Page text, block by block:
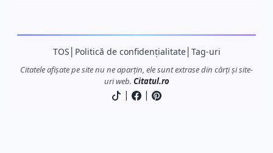
TOS Politică de confidențialitate│ Tag-uri
Citatele afișate pe site nu ne aparțin, ele sunt extrase din cărți și site-
uri web. Citatul.ro
| |